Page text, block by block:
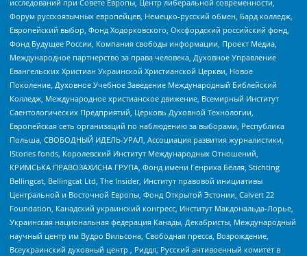
исследований при Совете Европы, Центр либеральной современности,
Форум русскоязычных европейцев, Немецко-русский обмен, Бард колледж,
Европейский выбор, Фонд Ходорковского, Оксфордский российский фонд,
Фонд Будущее России, Компания свободы информации, Проект Медиа,
Международное партнерство за права человека, Духовное Управление
Евангельских Христиан Украинской Христианской Церкви, Новое
Поколение, Духовное Учебное Заведение Международный Библейский
Колледж, Международное христианское движение, Всемирный Институт
Саентологических Предприятий, Церковь Духовной Технологии,
Европейская сеть организаций по наблюдению за выборами, Республика
Польша, СВОБОДНЫЙ ИДЕЛЬ-УРАЛ, Ассоциация развития журналистики,
IStories fonds, Королевский Институт Международных Отношений,
КРИМСЬКА ПРАВОЗАХИСНА ГРУПА, Фонд имени Генриха Бёлля, Stichting
Bellingcat, Bellingcat Ltd, The Insider, Институт правовой инициативы
Центральной и Восточной Европы, Фонд Открытой Эстонии, Calvert 22
Foundation, Канадский украинский конгресс, Институт Макдональда-Лорье,
Украинская национальная федерация Канады, Декабристы, Международный
научный центр им Вудро Вильсона, Свободная пресса, Возрождение,
Всеукраинский духовный центр , Риддл, Русский антивоенный комитет в